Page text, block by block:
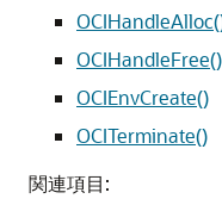
OCIHandleFree()
OCIEnvCreate()
OCITerminate()
関連項目: